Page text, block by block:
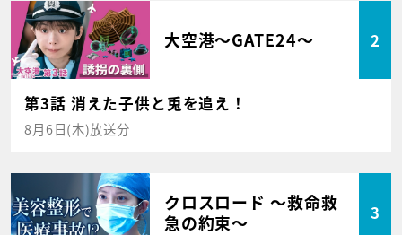
大空港～GATE24～ 2
第3話 消えた子供と兎を追え！
8月6日(木)放送分
クロスロード ～救命救
急の約束～
3